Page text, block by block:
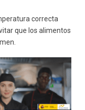
correcta
que los alimentos